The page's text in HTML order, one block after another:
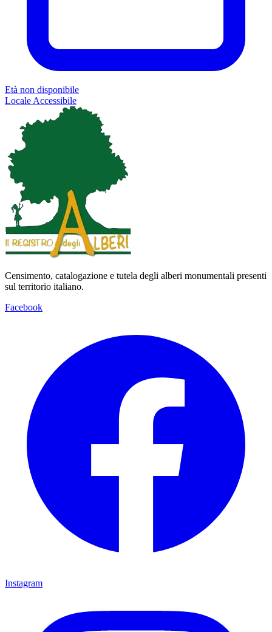
Età non disponibile
Locale Accessibile
Censimento, catalogazione e tutela degli alberi monumentali presenti
sul territorio italiano.
Facebook
Instagram